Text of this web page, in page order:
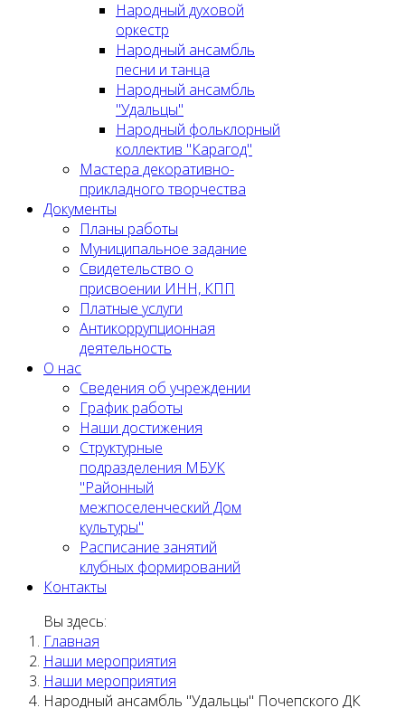
Народный духовой
оркестр
Народный ансамбль
песни и танца
Народный ансамбль
"Удальцы"
Народный фольклорный
коллектив "Карагод"
Мастера декоративно-
прикладного творчества
Документы
Планы работы
Муниципальное задание
Cвидетельство о
присвоении ИНН, КПП
Платные услуги
Антикоррупционная
деятельность
О нас
Сведения об учреждении
График работы
Наши достижения
Структурные
подразделения МБУК
"Районный
межпоселенческий Дом
культуры"
Расписание занятий
клубных формирований
Контакты
Вы здесь:
Главная
Наши мероприятия
Наши мероприятия
Народный ансамбль "Удальцы" Почепского ДК